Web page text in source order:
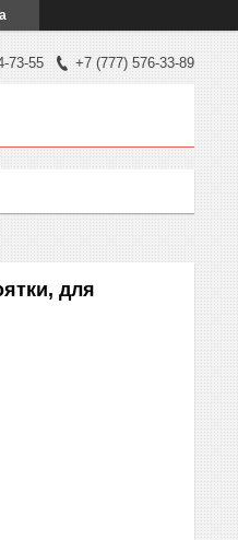
73-55 +7 (777) 576-33-89
для